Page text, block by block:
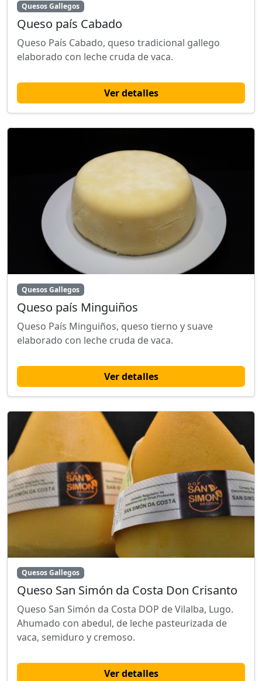
Quesos Gallegos
Queso país Cabado
Queso País Cabado, queso tradicional gallego
elaborado con leche cruda de vaca.
Ver detalles
Quesos Gallegos
Queso país Minguiños
Queso País Minguiños, queso tierno y suave
elaborado con leche cruda de vaca.
Ver detalles
Quesos Gallegos
Queso San Simón da Costa Don Crisanto
Queso San Simón da Costa DOP de Vilalba, Lugo.
Ahumado con abedul, de leche pasteurizada de
vaca, semiduro y cremoso.
Ver detalles